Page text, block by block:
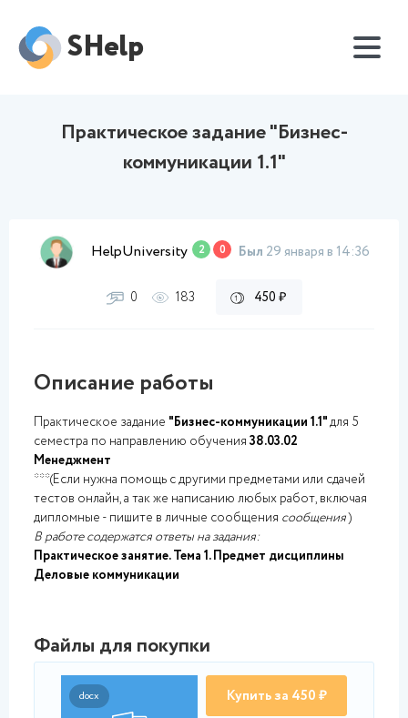
SHelp
Практическое задание "Бизнес-
коммуникации 1.1"
HelpUniversity 2 0 Был 29 января в 14:36
0 183 450 ₽
Описание работы
Практическое задание "Бизнес-коммуникации 1.1"для 5
семестра по направлению обучения 38.03.02
Менеджмент
***(Если нужна помощь с другими предметами или сдачей
тестов онлайн, а так же написанию любых работ, включая
дипломные - пишите в личные сообщения сообщения)
В работе содержатся ответы на задания:
Практическое занятие. Тема 1. Предмет дисциплины
Деловые коммуникации
Файлы для покупки
docx Купить за 450 ₽